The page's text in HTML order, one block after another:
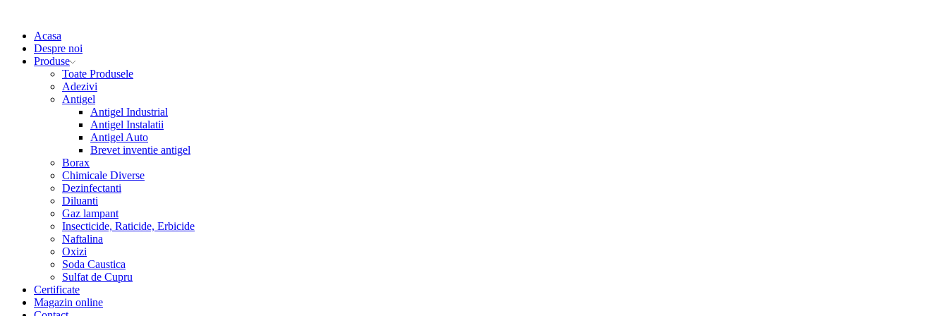
Acasa
Despre noi
Produse
Toate Produsele
Adezivi
Antigel
Antigel Industrial
Antigel Instalatii
Antigel Auto
Brevet inventie antigel
Borax
Chimicale Diverse
Dezinfectanti
Diluanti
Gaz lampant
Insecticide, Raticide, Erbicide
Naftalina
Oxizi
Soda Caustica
Sulfat de Cupru
Certificate
Magazin online